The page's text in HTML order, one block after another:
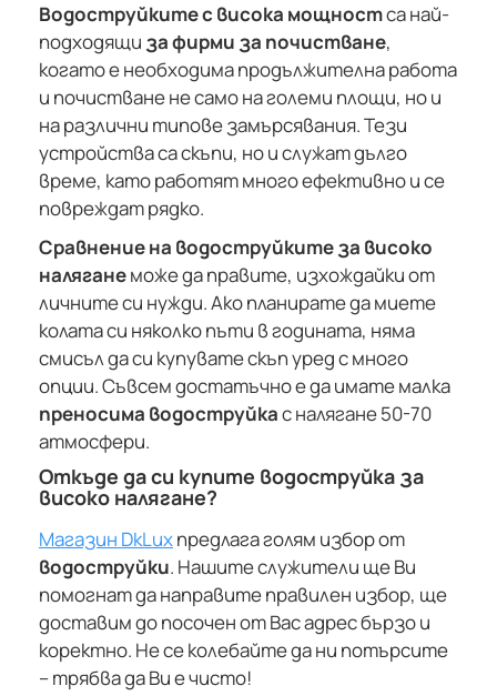
Водоструйките с висока мощностса най-
подходящи за фирми за почистване,
когато е необходима продължителна работа
и почистване не само на големи площи, но и
на различни типове замърсявания. Тези
устройства са скъпи, но и служат дълго
време, като работят много ефективно и се
повреждат рядко.
Сравнение на водоструйките за високо
наляганеможе да правите, изхождайки от
личните си нужди. Ако планирате да миете
колата си няколко пъти в годината, няма
смисъл да си купувате скъп уред с много
опции. Съвсем достатъчно е да имате малка
преносима водоструйкас налягане 50-70
атмосфери.
Откъде да си купите водоструйка за
високо налягане?
Магазин DkLuxпредлага голям избор от
водоструйки. Нашите служители ще Ви
помогнат да направите правилен избор, ще
доставим до посочен от Вас адрес бързо и
коректно. Не се колебайте да ни потърсите
– трябва да Ви е чисто!